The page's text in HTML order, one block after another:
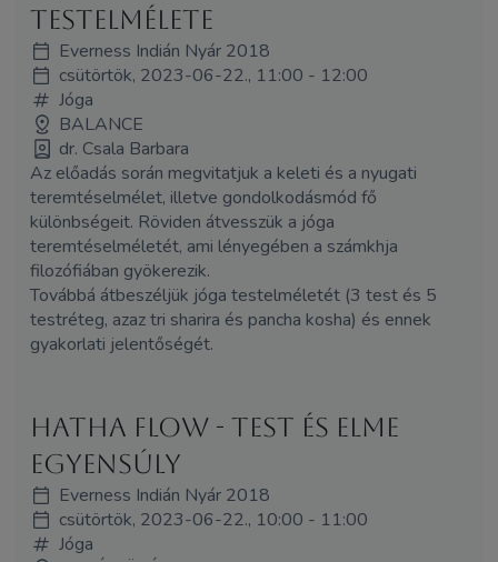
testelmélete
Everness Indián Nyár 2018
csütörtök, 2023-06-22., 11:00 - 12:00
Jóga
BALANCE
dr. Csala Barbara
Az előadás során megvitatjuk a keleti és a nyugati
teremtéselmélet, illetve gondolkodásmód fő
különbségeit. Röviden átvesszük a jóga
teremtéselméletét, ami lényegében a számkhja
filozófiában gyökerezik.
Továbbá átbeszéljük jóga testelméletét (3 test és 5
testréteg, azaz tri sharira és pancha kosha) és ennek
gyakorlati jelentőségét.
Hatha flow - Test és elme
egyensúly
Everness Indián Nyár 2018
csütörtök, 2023-06-22., 10:00 - 11:00
Jóga